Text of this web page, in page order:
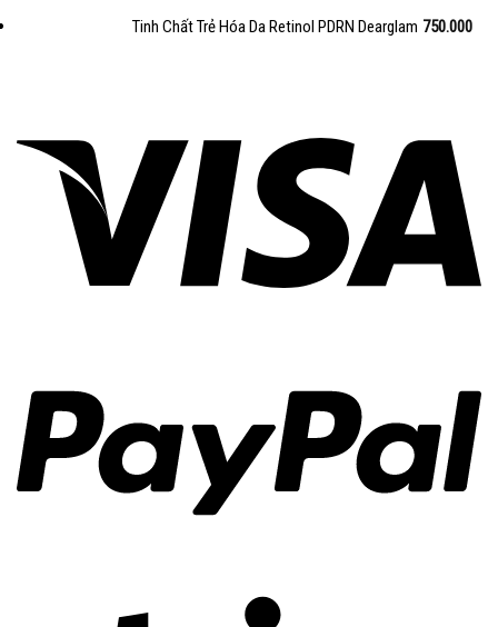
Tinh Chất Trẻ Hóa Da Retinol PDRN Dearglam 750.000